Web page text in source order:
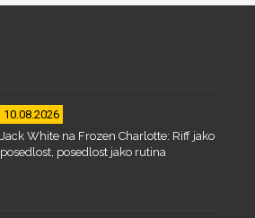
10.08.2026
Jack White na Frozen Charlotte: Riff jako
posedlost, posedlost jako rutina